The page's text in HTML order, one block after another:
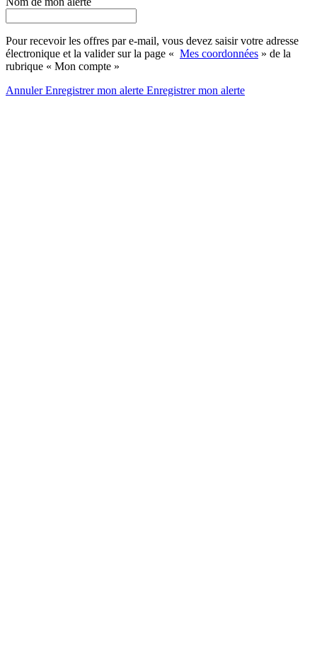
Pour recevoir les offres par e-mail, vous devez saisir votre adresse
électronique et la valider sur la page « Mes coordonnées » de la
rubrique « Mon compte »
AnnulerEnregistrer mon alerte Enregistrermon alerte